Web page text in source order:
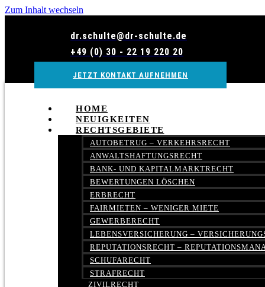
Zum Inhalt wechseln
dr.schulte@dr-schulte.de
+49 (0) 30 - 22 19 220 20
JETZT KONTAKT AUFNEHMEN
HOME
NEUIGKEITEN
RECHTSGEBIETE
AUTOBETRUG – VERKEHRSRECHT
ANWALTSHAFTUNGSRECHT
BANK- UND KAPITALMARKTRECHT
BEWERTUNGEN LÖSCHEN
ERBRECHT
FAIRMIETEN – WENIGER MIETE
GEWERBERECHT
LEBENSVERSICHERUNG –
REPUTATIONSRECHT –
SCHUFARECHT
STRAFRECHT
ZIVILRECHT